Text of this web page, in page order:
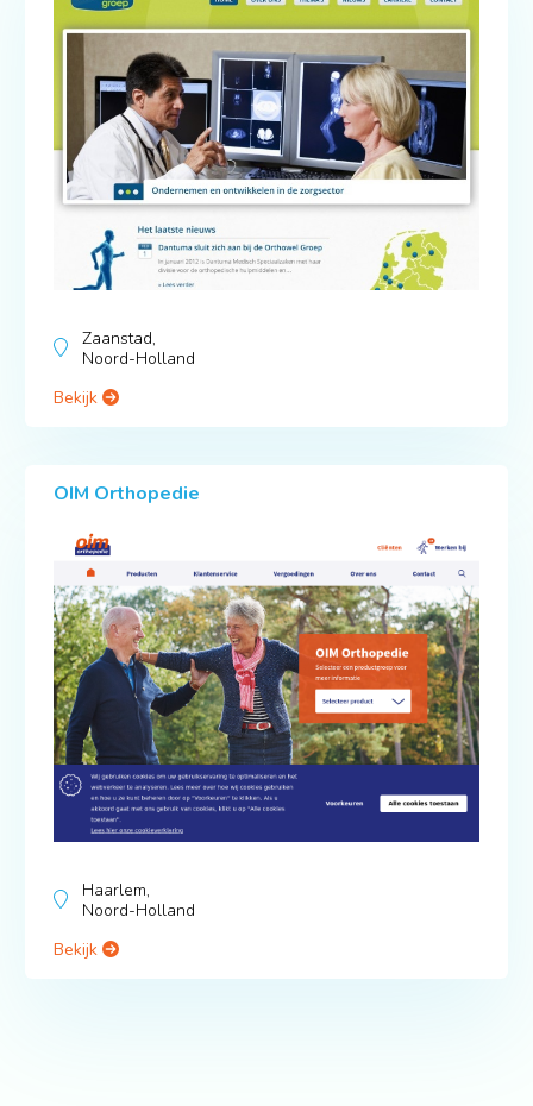
Zaanstad,
Noord-Holland
Bekijk
OIM Orthopedie
Haarlem,
Noord-Holland
Bekijk